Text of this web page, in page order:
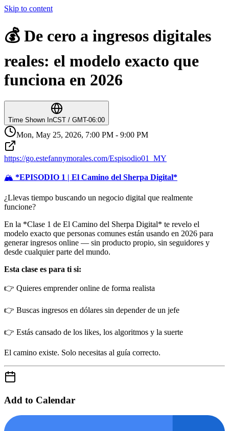
Skip to content
💰 De cero a ingresos digitales
reales: el modelo exacto que
funciona en 2026
Time Shown InCST / GMT-06:00
Mon, May 25, 2026, 7:00 PM - 9:00 PM
https://go.estefannymorales.com/Espisodio01_MY
🏔️ *EPISODIO 1 | El Camino del Sherpa Digital*
¿Llevas tiempo buscando un negocio digital que realmente
funcione?
En la *Clase 1 de El Camino del Sherpa Digital* te revelo el
modelo exacto que personas comunes están usando en 2026 para
generar ingresos online — sin producto propio, sin seguidores y
desde cualquier parte del mundo.
Esta clase es para ti si:
👉 Quieres emprender online de forma realista
👉 Buscas ingresos en dólares sin depender de un jefe
👉 Estás cansado de los likes, los algoritmos y la suerte
El camino existe. Solo necesitas al guía correcto.
Add to Calendar